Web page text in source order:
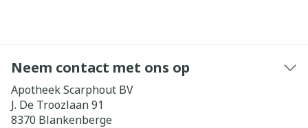
Neem contact met ons op
Apotheek Scarphout BV
J. De Troozlaan 91
8370 Blankenberge